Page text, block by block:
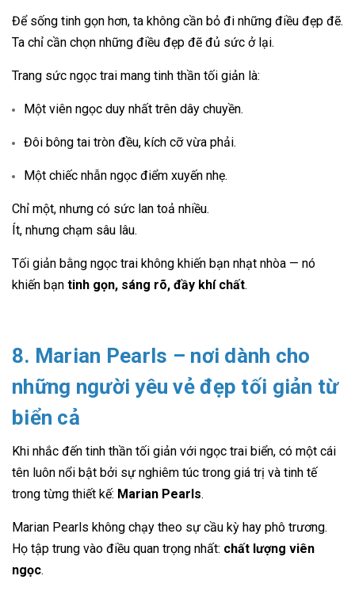
Để sống tinh gọn hơn, ta không cần bỏ đi những điều đẹp đẽ.
Ta chỉ cần chọn những điều đẹp đẽ đủ sức ở lại.
Trang sức ngọc trai mang tinh thần tối giản là:
Một viên ngọc duy nhất trên dây chuyền.
Đôi bông tai tròn đều, kích cỡ vừa phải.
Một chiếc nhẫn ngọc điểm xuyến nhẹ.
Chỉ một, nhưng có sức lan toả nhiều.
Ít, nhưng chạm sâu lâu.
Tối giản bằng ngọc trai không khiến bạn nhạt nhòa — nó
khiến bạn tinh gọn, sáng rõ, đầy khí chất.
8. Marian Pearls – nơi dành cho
những người yêu vẻ đẹp tối giản từ
biển cả
Khi nhắc đến tinh thần tối giản với ngọc trai biển, có một cái
tên luôn nổi bật bởi sự nghiêm túc trong giá trị và tinh tế
trong từng thiết kế: Marian Pearls.
Marian Pearls không chạy theo sự cầu kỳ hay phô trương.
Họ tập trung vào điều quan trọng nhất: chất lượng viên
ngọc.